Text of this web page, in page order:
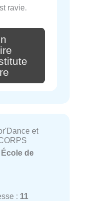
ravie.
et
École de
: 11